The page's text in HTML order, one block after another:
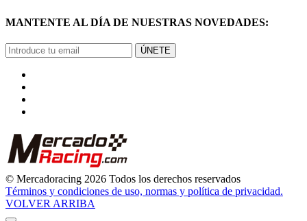
© Mercadoracing 2026 Todos los derechos reservados
Términos y condiciones de uso, normas y política de privacidad.
VOLVER ARRIBA